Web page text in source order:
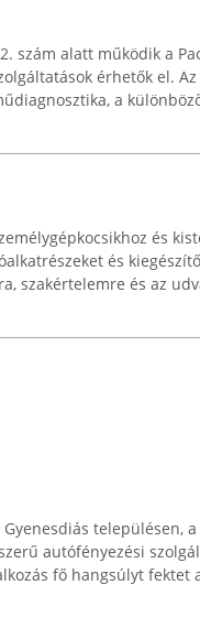
szám alatt működik a
érhetők el.
a
és
és
szakértelemre és az
településen, a
autófényezési
fő hangsúlyt fektet